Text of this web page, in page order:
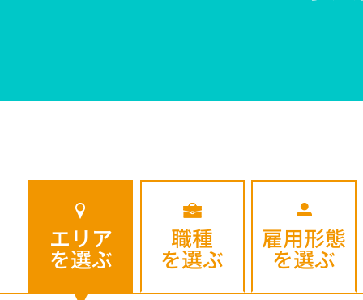
エリア
を選ぶ
職種
を選ぶ
雇用形態
を選ぶ